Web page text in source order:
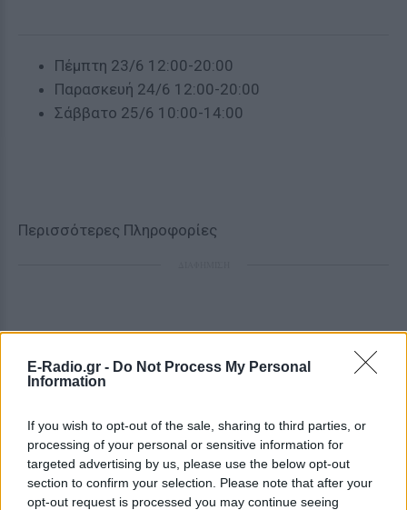
E-Radio.gr - Do Not Process My Personal
Information
If you wish to opt-out of the sale, sharing to third parties, or
processing of your personal or sensitive information for
targeted advertising by us, please use the below opt-out
section to confirm your selection. Please note that after your
opt-out request is processed you may continue seeing
Πέμπτη 23/6 12:00-20:00
Παρασκευή 24/6 12:00-20:00
Σάββατο 25/6 10:00-14:00
Περισσότερες Πληροφορίες